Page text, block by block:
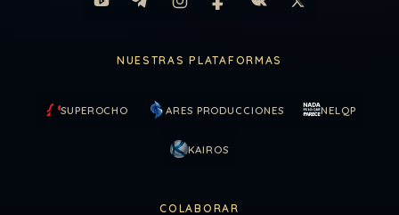
NUESTRAS PLATAFORMAS
SUPEROCHO ARES PRODUCCIONES NELQP
KAIROS
COLABORAR